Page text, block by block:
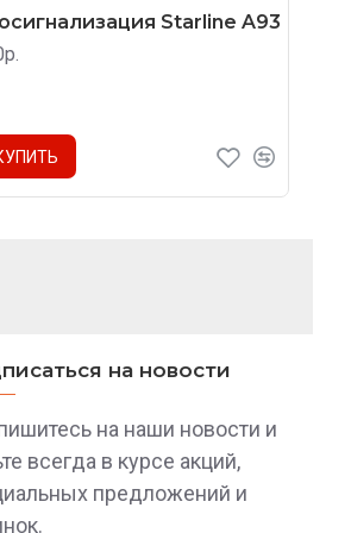
Starline A93
на новости
на наши новости и
всегда в курсе акций,
предложений и